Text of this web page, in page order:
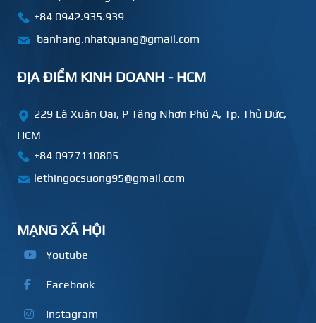
+84 0942.935.939
banhang.nhatquang@gmail.com
ĐỊA ĐIỂM KINH DOANH - HCM
229 Lã Xuân Oai, P Tăng Nhơn Phú A, Tp. Thủ Đức,
HCM
+84 0977110805
lethingocsuong95@gmail.com
MẠNG XÃ HỘI
Youtube
Facebook
Instagram